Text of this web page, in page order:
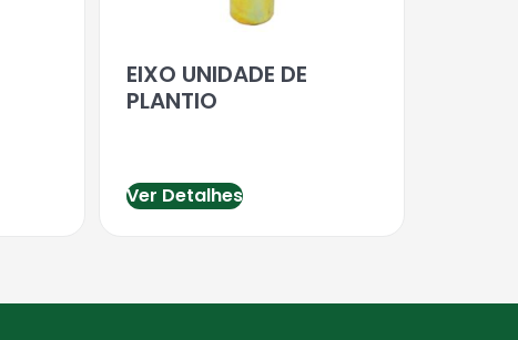
EIXO UNIDADE DE
PLANTIO
Ver Detalhes